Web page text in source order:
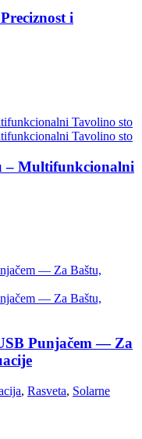
i
– Multifunkcionalni
Punjačem — Za
, Rasveta, Solarne